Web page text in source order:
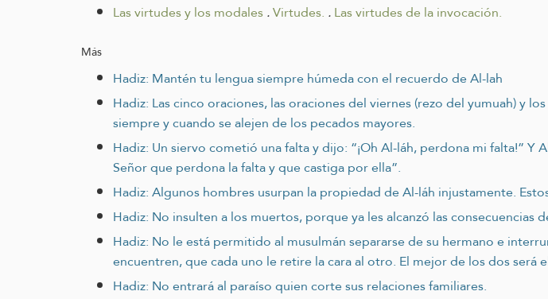
Las virtudes y los modales.Virtudes. .Las virtudes de la invocación.
Más
Hadiz: Mantén tu lengua siempre húmeda con el recuerdo de Al-lah
Hadiz: Las cinco oraciones, las oraciones del viernes (rezo del yumuah) y
siempre y cuando se alejen de los pecados mayores.
Hadiz: Un siervo cometió una falta y dijo: “¡Oh Al-láh, perdona mi falta!”
Señor que perdona la falta y que castiga por ella”.
Hadiz: Algunos hombres usurpan la propiedad de Al-láh injustamente.
Hadiz: No insulten a los muertos, porque ya les alcanzó las consecuencias
Hadiz: No le está permitido al musulmán separarse de su hermano e
encuentren, que cada uno le retire la cara al otro. El mejor de los dos será
Hadiz: No entrará al paraíso quien corte sus relaciones familiares.